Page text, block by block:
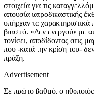
στοιχεία για τις
απουσία ιατροδικαστικής
υπήρχαν τα
βιασμό. «Δεν ενεργούν με
τονίσει, αποδίδοντας στις
που -κατά την κρίση του-
πράξη.
Advertisement
Σε πρώτο βαθμό, ο ηθοποιός